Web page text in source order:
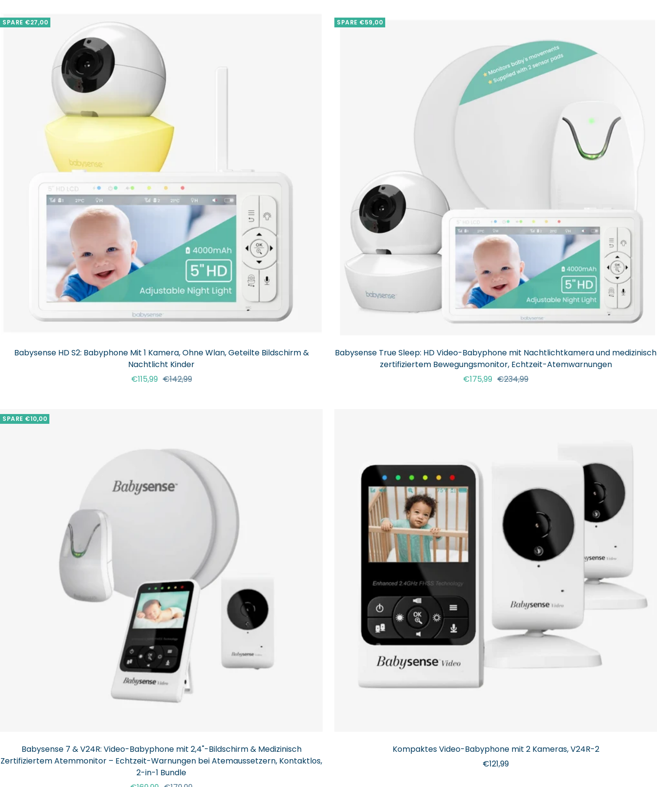
SPARE €27,00
Babysense HD S2: Babyphone Mit 1 Kamera, Ohne Wlan, Geteilte Bildschirm &
Nachtlicht Kinder
Angebotspreis
€115,99 Regulärer
€142,99
SPARE €59,00
Babysense True Sleep: HD Video-Babyphone mit Nachtlichtkamera und medizinisch
zertifiziertem Bewegungsmonitor, Echtzeit-Atemwarnungen
Angebotspreis
€175,99 Regulärer
€234,99
SPARE €10,00
Babysense 7 & V24R: Video-Babyphone mit 2,4"-Bildschirm & Medizinisch
Zertifiziertem Atemmonitor – Echtzeit-Warnungen bei Atemaussetzern, Kontaktlos,
2-in-1 Bundle
Kompaktes Video-Babyphone mit 2 Kameras, V24R-2
Angebotspreis
€121,99